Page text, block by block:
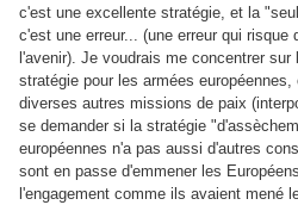
c'est une excellente stratégie, et la
c'est une erreur... (une erreur qui risque
l'avenir). Je voudrais me concentrer
stratégie pour les armées
diverses autres missions de paix
se demander si la stratégie
européennes n'a pas aussi d'autres
sont en passe d'emmener les
l'engagement comme ils avaient mené